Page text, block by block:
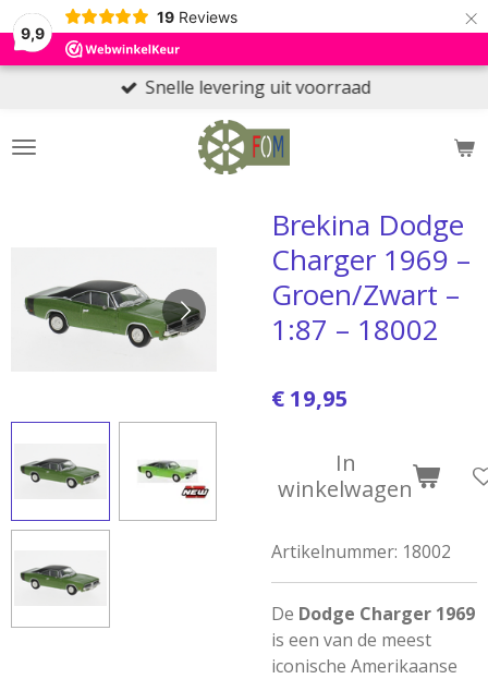
9,9
19 Reviews ×
Snelle levering uit voorraad
Brekina Dodge
Charger 1969 –
Groen/Zwart –
1:87 – 18002
€ 19,95
In
winkelwagen
Artikelnummer: 18002
De Dodge Charger 1969
is een van de meest
iconische Amerikaanse